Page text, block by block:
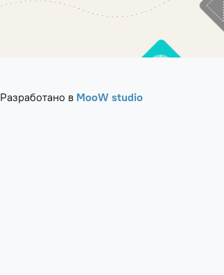
Разработано в MooW studio